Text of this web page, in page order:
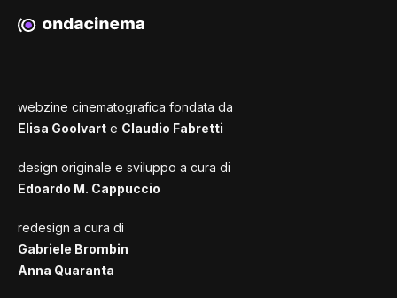
webzine cinematografica fondata da
Elisa Goolvart e Claudio Fabretti
design originale e sviluppo a cura di
Edoardo M. Cappuccio
redesign a cura di
Gabriele Brombin
Anna Quaranta